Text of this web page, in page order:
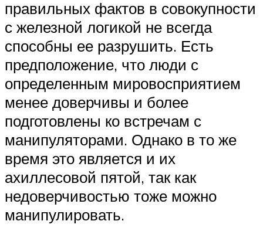
правильных фактов в совокупности
с железной логикой не всегда
способны ее разрушить. Есть
предположение, что люди с
определенным мировосприятием
менее доверчивы и более
подготовлены ко встречам с
манипуляторами. Однако в то же
время это является и их
ахиллесовой пятой, так как
недоверчивостью тоже можно
манипулировать.